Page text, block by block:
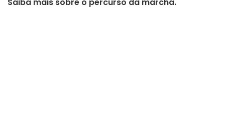
Saiba mais sobre o percurso da marcha.